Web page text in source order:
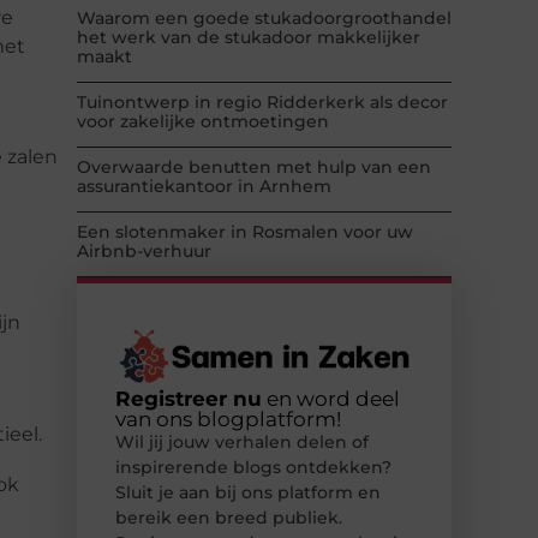
Waarom een goede stukadoorgroothandel
het werk van de stukadoor makkelijker
maakt
Tuinontwerp in regio Ridderkerk als decor
voor zakelijke ontmoetingen
Overwaarde benutten met hulp van een
assurantiekantoor in Arnhem
Een slotenmaker in Rosmalen voor uw
Airbnb-verhuur
Registreer nu en word deel
van ons blogplatform!
Wil jij jouw verhalen delen of
inspirerende blogs ontdekken?
Sluit je aan bij ons platform en
bereik een breed publiek.